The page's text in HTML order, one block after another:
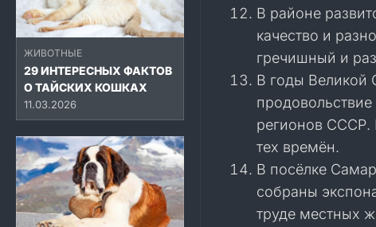
ЖИВОТНЫЕ
29 ИНТЕРЕСНЫХ ФАКТОВ
О ТАЙСКИХ КОШКАХ
11.03.2026
В районе
качество и
гречишный и
В годы Великой
регионов СССР.
тех времён.
В посёлке
собраны
труде местных